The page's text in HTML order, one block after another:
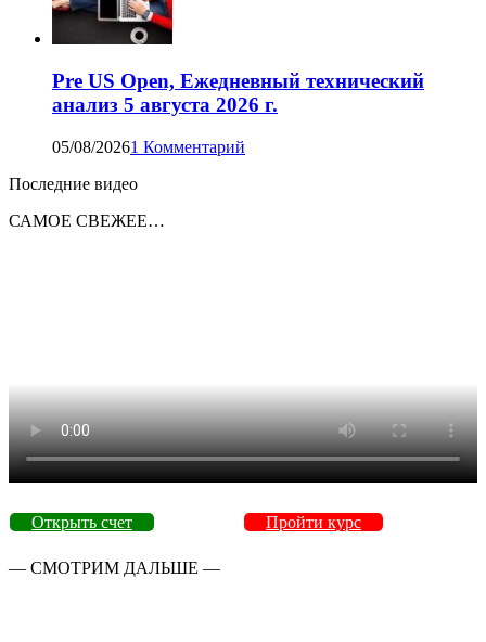
Pre US Open, Ежедневный технический
анализ 5 августа 2026 г.
05/08/20261 Комментарий
Последние видео
САМОЕ СВЕЖЕЕ…
Открыть счет Пройти курс
— СМОТРИМ ДАЛЬШЕ —